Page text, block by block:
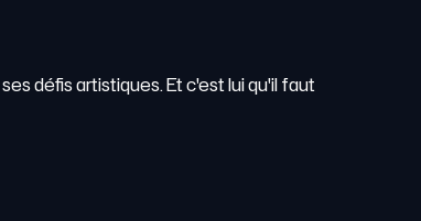
défis artistiques. Et c'est lui qu'il faut